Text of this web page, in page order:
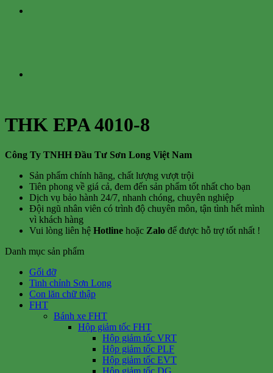
THK EPA 4010-8
Công Ty TNHH Đầu Tư Sơn Long Việt Nam
Sản phẩm chính hãng, chất lượng vượt trội
Tiên phong về giá cả, đem đến sản phẩm tốt nhất cho bạn
Dịch vụ bảo hành 24/7, nhanh chóng, chuyên nghiệp
Đội ngũ nhân viên có trình độ chuyên môn, tận tình hết mình
vì khách hàng
Vui lòng liên hệ Hotline hoặc Zalo để được hỗ trợ tốt nhất !
Danh mục sản phẩm
Gối đỡ
Tinh chỉnh Sơn Long
Con lăn chữ thập
FHT
Bánh xe FHT
Hộp giảm tốc FHT
Hộp giảm tốc VRT
Hộp giảm tốc PLF
Hộp giảm tốc EVT
Hộp giảm tốc DG